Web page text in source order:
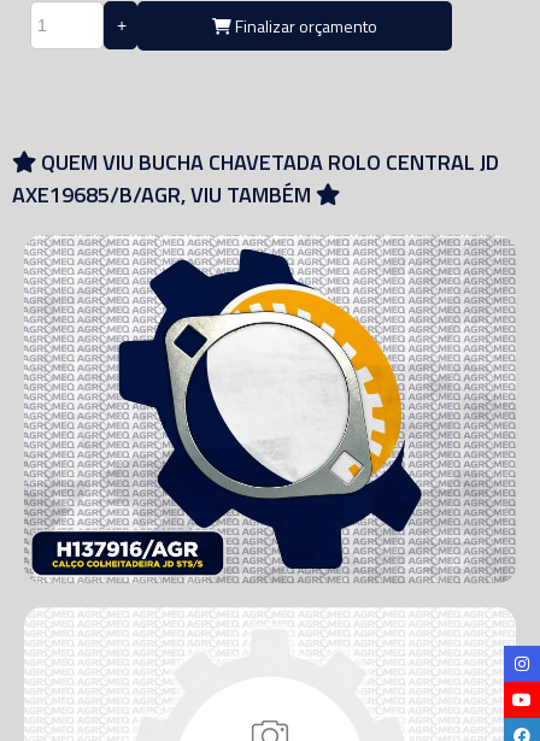
Finalizar orçamento
QUEM VIU BUCHA CHAVETADA ROLO CENTRAL JD
AXE19685/B/AGR, VIU TAMBÉM